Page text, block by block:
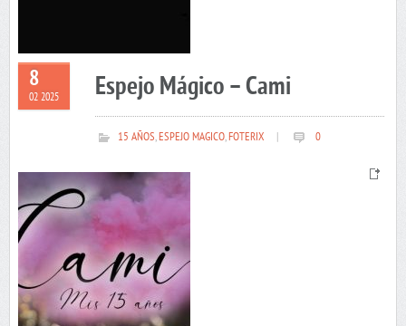
8
02 2025 Espejo Mágico – Cami
15 AÑOS,ESPEJO MAGICO,FOTERIX 0